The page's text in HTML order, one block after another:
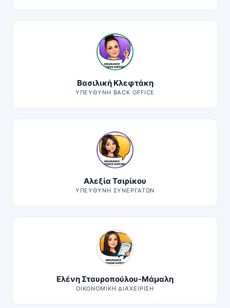
Βασιλική Κλεφτάκη
ΥΠΕΎΘΥΝΗ BACK OFFICE
Αλεξία Τσιρίκου
ΥΠΕΎΘΥΝΗ ΣΥΝΕΡΓΑΤΏΝ
Ελένη Σταυροπούλου-Μάμαλη
ΟΙΚΟΝΟΜΙΚΉ ΔΙΑΧΕΊΡΙΣΗ